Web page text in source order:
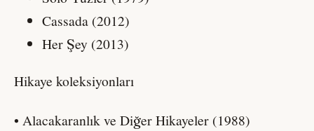
Cassada (2012)
Her Şey (2013)
Hikaye koleksiyonları
• Alacakaranlık ve Diğer Hikayeler (1988)